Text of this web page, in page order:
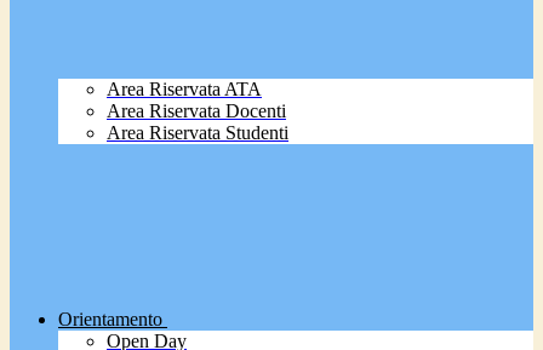
Area Riservata ATA
Area Riservata Docenti
Area Riservata Studenti
Orientamento
Open Day